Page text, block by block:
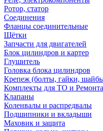
Ротор, статор
Соединения
Фланцы соединительные
Щётки
Запчасти для двигателей
Блок цилиндров и картер
Глушитель
Головка блока цилиндров
Крепеж (болты, гайки,
Комплекты для ТО и Ремонта
Клапаны
Коленвалы и распредвалы
Подшипники и вкладыши
Маховик и защита